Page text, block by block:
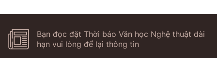
Bạn đọc đặt Thời báo Văn học Nghệ thuật dài
hạn vui lòng để lại thông tin